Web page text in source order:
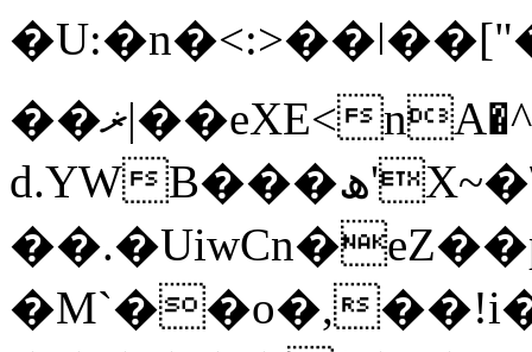
��ޜ|��eXE<nA�^Y��ތ�?=O��L �-
d.YWB���ھ'X~�\jm�
�M`��o�,